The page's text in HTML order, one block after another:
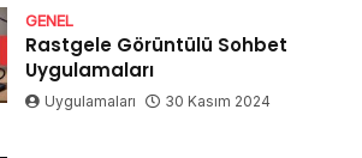
GENEL
Rastgele Görüntülü Sohbet
Uygulamaları
Uygulamaları 30 Kasım 2024